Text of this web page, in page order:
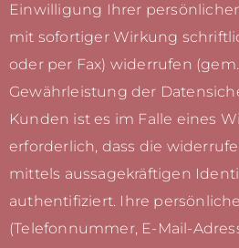
Einwilligung Ihrer
mit sofortiger Wirkung
oder per Fax) widerrufen (gem.
Gewährleistung der
Kunden ist es im Falle eines
erforderlich, dass die
mittels aussagekräftigen
authentifiziert. Ihre
(Telefonnummer, E-Mail-